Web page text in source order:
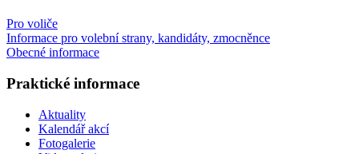
Pro voliče
Informace pro volební strany, kandidáty, zmocněnce
Obecné informace
Praktické informace
Aktuality
Kalendář akcí
Fotogalerie